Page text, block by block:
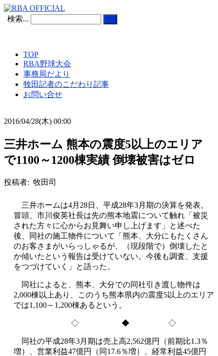
検索...
TOP
RBA野球大会
事務局だより
牧田記者のこだわり記事
お問い合せ
2016/04/28(木) 00:00
三井ホーム 熊本の震度5以上のエリア
で1100～1200棟実績 倒壊被害はゼロ
投稿者: 牧田司
三井ホームは4月28日、平成28年3月期の決算を発表。
冒頭、市川俊英社長は先の熊本地震について触れ「被災
された方々に心からお見舞い申し上げます」と述べた
後、同社の施工物件について「熊本、大分にもたくさん
のお客さまがいらっしゃるが、（現段階で）倒壊したと
か傾いたという報告は受けていない。今後も調査、支援
をつづけていく」と語った。
同社によると、熊本、大分での同社引き渡し物件は
2,000棟以上あり、このうち熊本県内の震度5以上のエリア
では1,100～1,200棟あるという。
◇ ◆ ◇
同社の平成28年3月期は売上高2,562億円（前期比1.3％
増）、営業利益47億円（同17.6％増）、経常利益45億円